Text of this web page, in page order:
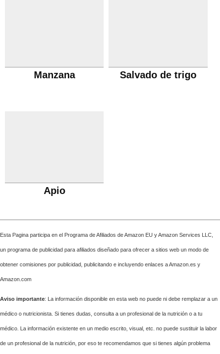
Manzana Salvado de trigo
Apio
Esta Pagina participa en el Programa de Afiliados de Amazon EU y Amazon Services LLC,
un programa de publicidad para afiliados diseñado para ofrecer a sitios web un modo de
obtener comisiones por publicidad, publicitando e incluyendo enlaces a Amazon.es y
Amazon.com
Aviso importante: La información disponible en esta web no puede ni debe remplazar a un
médico o nutricionista. Si tienes dudas, consulta a un profesional de la nutrición o a tu
médico. La información existente en un medio escrito, visual, etc. no puede sustituir la labor
de un profesional de la nutrición, por eso te recomendamos que si tienes algún problema